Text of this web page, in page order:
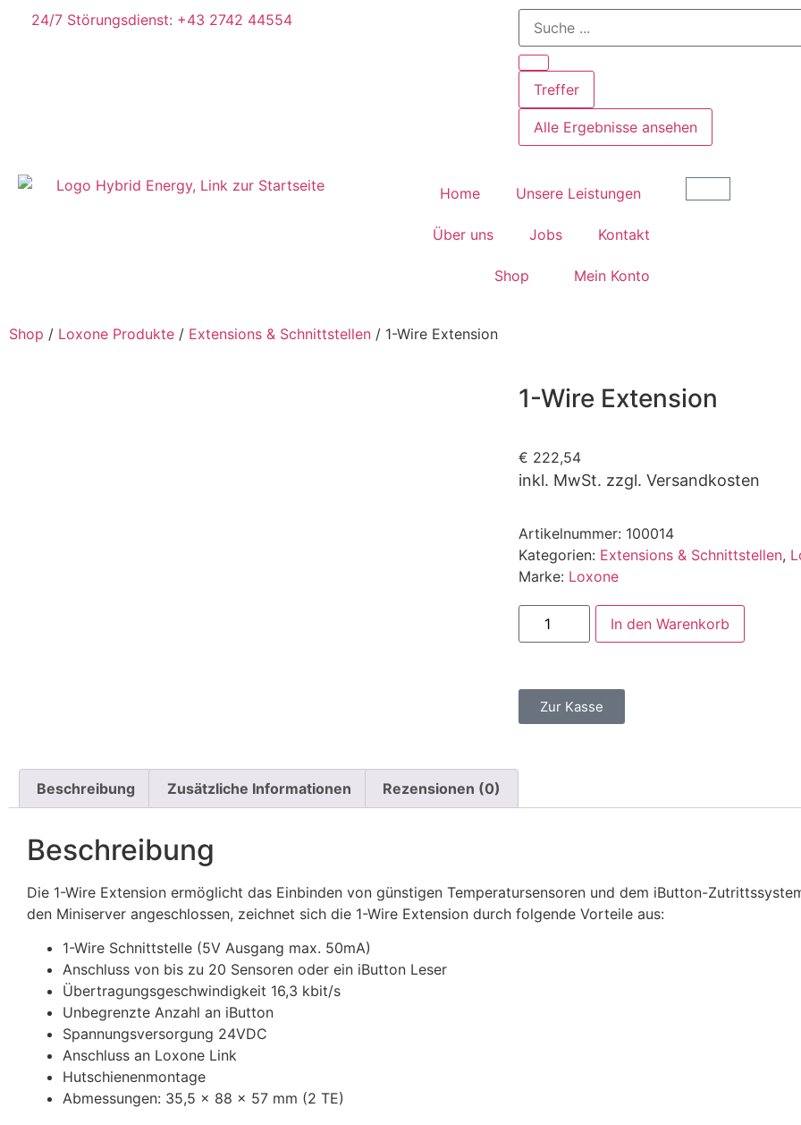
24/7 Störungsdienst: +43 2742 44554
Treffer
Alle Ergebnisse ansehen
Home Unsere Leistungen
Über uns Jobs Kontakt
Shop Mein Konto
Shop / Loxone Produkte / Extensions & Schnittstellen / 1-Wire Extension
1-Wire Extension
€ 222,54
inkl. MwSt. zzgl. Versandkosten
Artikelnummer: 100014
Kategorien: Extensions & Schnittstellen,
Marke: Loxone
In den Warenkorb
Zur Kasse
Beschreibung Zusätzliche Informationen Rezensionen (0)
Beschreibung
Die 1-Wire Extension ermöglicht das Einbinden von günstigen Temperatursensoren und dem iButton-
den Miniserver angeschlossen, zeichnet sich die 1-Wire Extension durch folgende Vorteile aus:
1-Wire Schnittstelle (5V Ausgang max. 50mA)
Anschluss von bis zu 20 Sensoren oder ein iButton Leser
Übertragungsgeschwindigkeit 16,3 kbit/s
Unbegrenzte Anzahl an iButton
Spannungsversorgung 24VDC
Anschluss an Loxone Link
Hutschienenmontage
Abmessungen: 35,5 x 88 x 57 mm (2 TE)